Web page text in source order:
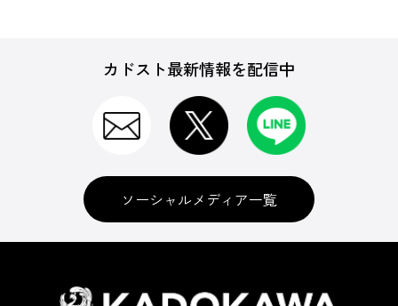
カドスト最新情報を配信中
ソーシャルメディア一覧